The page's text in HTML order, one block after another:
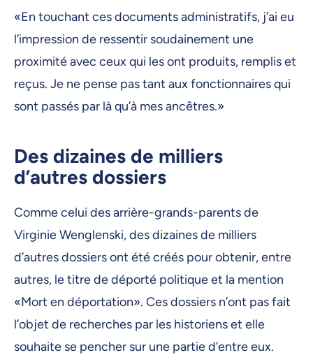
«En touchant ces documents administratifs, j’ai eu
l’impression de ressentir soudainement une
proximité avec ceux qui les ont produits, remplis et
reçus. Je ne pense pas tant aux fonctionnaires qui
sont passés par là qu’à mes ancêtres.»
Des dizaines de milliers
d’autres dossiers
Comme celui des arrière-grands-parents de
Virginie Wenglenski, des dizaines de milliers
d’autres dossiers ont été créés pour obtenir, entre
autres, le titre de déporté politique et la mention
«Mort en déportation». Ces dossiers n’ont pas fait
l’objet de recherches par les historiens et elle
souhaite se pencher sur une partie d’entre eux.